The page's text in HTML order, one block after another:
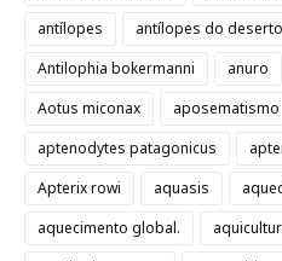
antílopes
antílopes do deserto
Antilophia bokermanni
anuro
Aotus miconax
aposematismo
aptenodytes patagonicus
Apterix rowi
aquasis
aquecimento global.